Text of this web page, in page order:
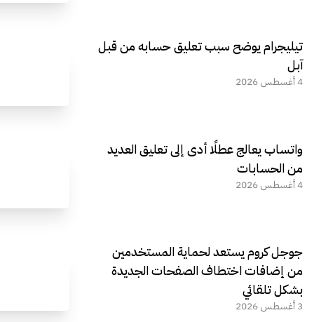
تيليجرام يوضح سبب تعليق حسابه من قبل
آبل
4 أغسطس 2026
واتساب يعالج عطلًا أدى إلى تعليق العديد
من الحسابات
4 أغسطس 2026
جوجل كروم يستعد لحماية المستخدمين
من إضافات اختطاف الصفحات الجديدة
بشكل تلقائي
3 أغسطس 2026